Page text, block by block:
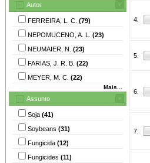
Autor
FERREIRA, L. C. (79)
NEPOMUCENO, A. L. (23)
NEUMAIER, N. (23)
FARIAS, J. R. B. (22)
MEYER, M. C. (22)
Mais...
Assunto
Soja (41)
Soybeans (31)
Fungicida (12)
Fungicides (11)
4.
5.
6.
7.